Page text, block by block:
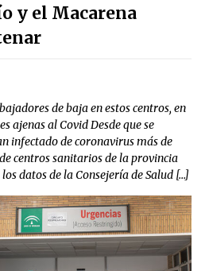
y el Macarena
de baja en estos centros, en
ajenas al Covid Desde que se
infectado de coronavirus más de
centros sanitarios de la provincia
datos de la Consejería de Salud […]